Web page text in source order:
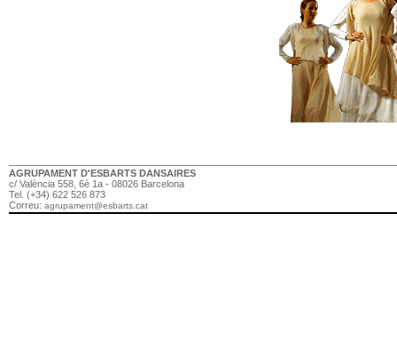
AGRUPAMENT D'ESBARTS DANSAIRES
c/ València 558, 6è 1a - 08026 Barcelona
Tel. (+34) 622 526 873
Correu: agrupament@esbarts.cat